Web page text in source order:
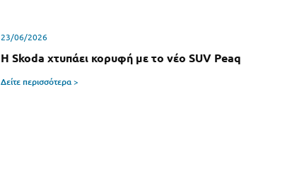
23/06/2026
H Skoda χτυπάει κορυφή με το νέο SUV Peaq
Δείτε περισσότερα >